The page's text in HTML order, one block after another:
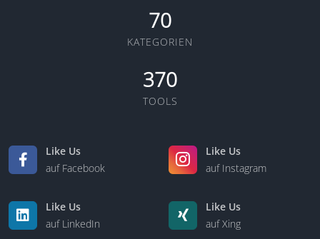
70
KATEGORIEN
370
TOOLS
Like Us
auf Facebook
Like Us
auf Instagram
Like Us
auf LinkedIn
Like Us
auf Xing